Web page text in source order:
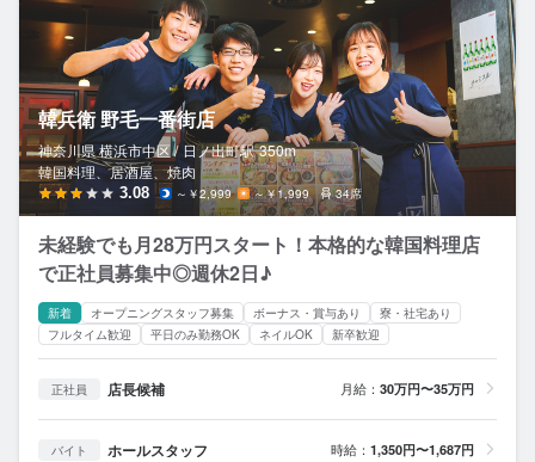
韓兵衛 野毛一番街店
神奈川県 横浜市中区 / 日ノ出町駅 350m
韓国料理、居酒屋、焼肉
3.08 ～￥2,999 ～￥1,999 34席
未経験でも月28万円スタート！本格的な韓国料理店
で正社員募集中◎週休2日♪
新着 オープニングスタッフ募集 ボーナス・賞与あり
寮・社宅あり
フルタイム歓迎
平日のみ勤務OK ネイルOK 新卒歓迎
正社員 店長候補 月給： 30万円〜35万円
バイト ホールスタッフ 時給： 1,350円〜1,687円